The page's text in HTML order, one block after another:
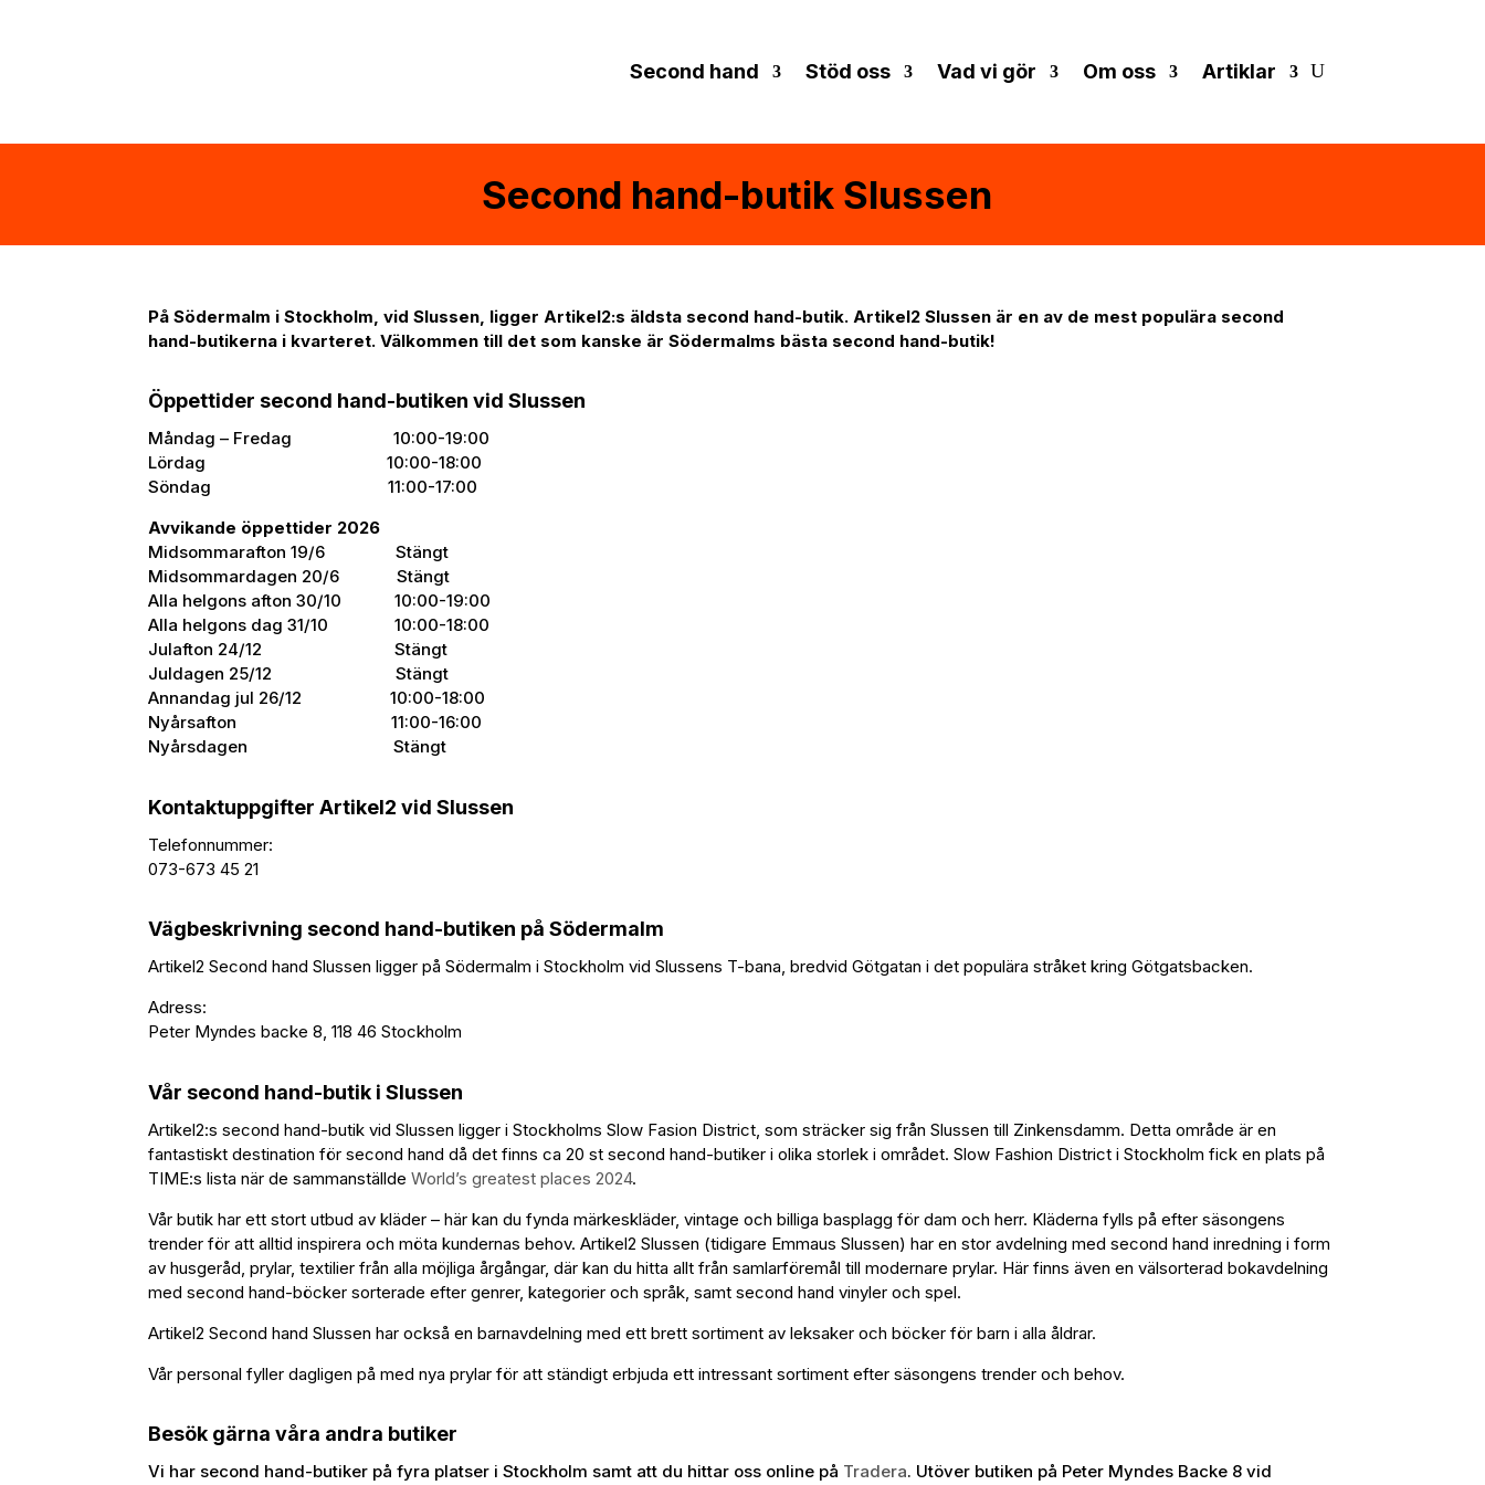
Second hand Stöd oss Vad vi gör Om oss Artiklar
Second hand-butik Slussen
På Södermalm i Stockholm, vid Slussen, ligger Artikel2:s äldsta second hand-butik. Artikel2 Slussen är en av de mest populära second
hand-butikerna i kvarteret. Välkommen till det som kanske är Södermalms bästa second hand-butik!
Öppettider second hand-butiken vid Slussen
Måndag – Fredag 10:00-19:00
Lördag 10:00-18:00
Söndag 11:00-17:00
Avvikande öppettider 2026
Midsommarafton 19/6 Stängt
Midsommardagen 20/6 Stängt
Alla helgons afton 30/10 10:00-19:00
Alla helgons dag 31/10 10:00-18:00
Julafton 24/12 Stängt
Juldagen 25/12 Stängt
Annandag jul 26/12 10:00-18:00
Nyårsafton 11:00-16:00
Nyårsdagen Stängt
Kontaktuppgifter Artikel2 vid Slussen
Telefonnummer:
073-673 45 21
Vägbeskrivning second hand-butiken på Södermalm
Artikel2 Second hand Slussen ligger på Södermalm i Stockholm vid Slussens T-bana, bredvid Götgatan i det populära stråket kring Götgatsbacken.
Adress:
Peter Myndes backe 8, 118 46 Stockholm
Vår second hand-butik i Slussen
Artikel2:s second hand-butik vid Slussen ligger i Stockholms Slow Fasion District, som sträcker sig från Slussen till Zinkensdamm. Detta område är en
fantastiskt destination för second hand då det finns ca 20 st second hand-butiker i olika storlek i området. Slow Fashion District i Stockholm fick en plats på
TIME:s lista när de sammanställdeWorld’s greatest places 2024.
Vår butik har ett stort utbud av kläder – här kan du fynda märkeskläder, vintage och billiga basplagg för dam och herr. Kläderna fylls på efter säsongens
trender för att alltid inspirera och möta kundernas behov. Artikel2 Slussen (tidigare Emmaus Slussen) har en stor avdelning med second hand inredning i form
av husgeråd, prylar, textilier från alla möjliga årgångar, där kan du hitta allt från samlarföremål till modernare prylar. Här finns även en välsorterad bokavdelning
med second hand-böcker sorterade efter genrer, kategorier och språk, samt second hand vinyler och spel.
Artikel2 Second hand Slussen har också en barnavdelning med ett brett sortiment av leksaker och böcker för barn i alla åldrar.
Vår personal fyller dagligen på med nya prylar för att ständigt erbjuda ett intressant sortiment efter säsongens trender och behov.
Besök gärna våra andra butiker
Vi har second hand-butiker på fyra platser i Stockholm samt att du hittar oss online på Tradera. Utöver butiken på Peter Myndes Backe 8 vid